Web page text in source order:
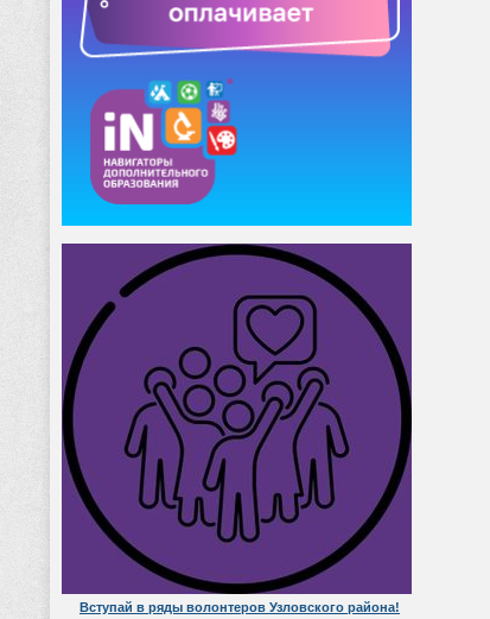
Вступай в ряды волонтеров Узловского района!